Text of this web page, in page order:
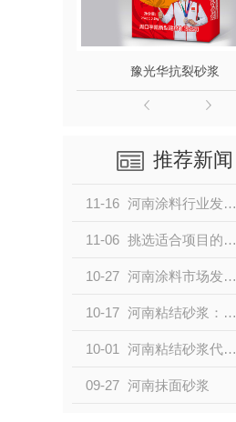
豫光华抗裂砂浆
推荐新闻
11-16 河南涂料行业发展趋势与前景展望
11-06 挑选适合项目的河南粘结砂浆，提升施工质量
10-27 河南涂料市场发展趋势与粘结砂浆代理机遇
10-17 河南粘结砂浆：选用..涂料助力施工效果
10-01 河南粘结砂浆代理：成功经营的关键策略
09-27 河南抹面砂浆